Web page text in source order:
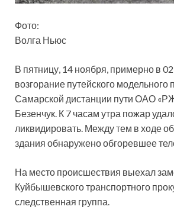
Фото:
Волга Ньюс
В пятницу, 14 ноября, примерно в
возгорание путейского модельного
Самарской дистанции пути ОАО
Безенчук. К 7 часам утра пожар
ликвидировать. Между тем в ходе
здания обнаруженообгоревшее
На место происшествия выехал
Куйбышевского транспортного
следственная группа.